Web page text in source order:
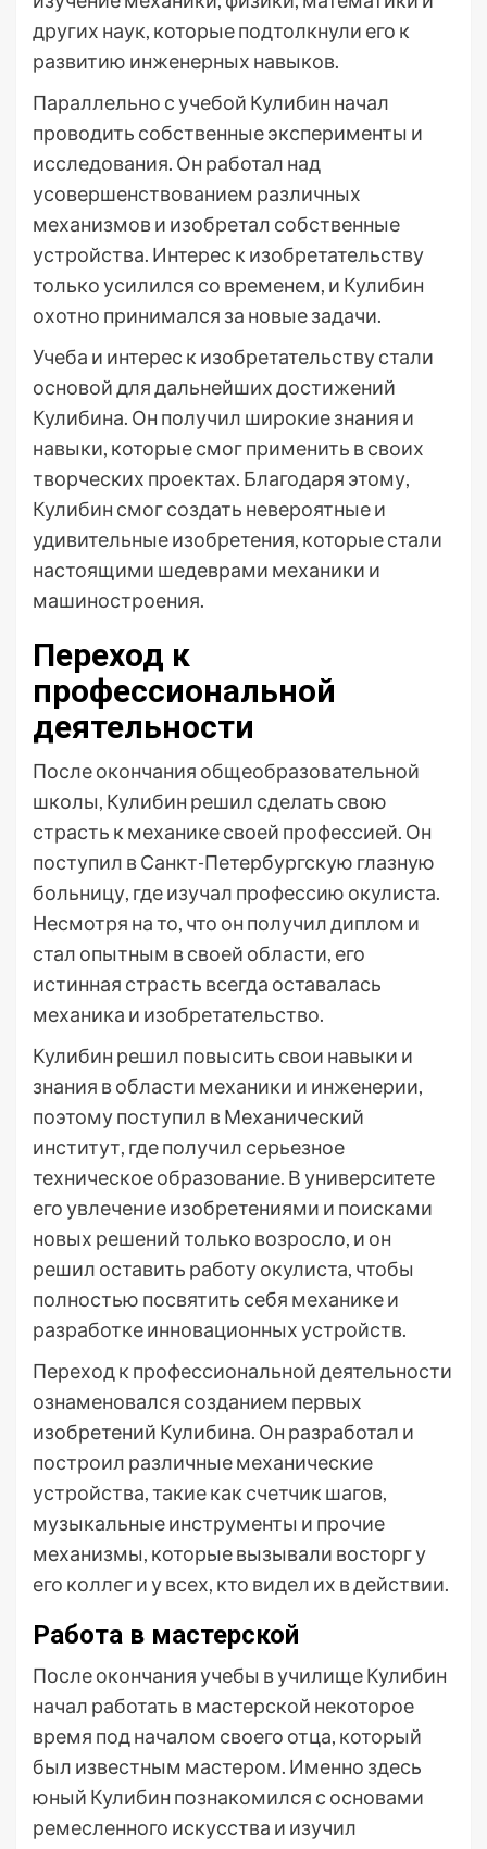
других наук, которые подтолкнули его к
развитию инженерных навыков.
Параллельно с учебой Кулибин начал
проводить собственные эксперименты и
исследования. Он работал над
усовершенствованием различных
механизмов и изобретал собственные
устройства. Интерес к изобретательству
только усилился со временем, и Кулибин
охотно принимался за новые задачи.
Учеба и интерес к изобретательству стали
основой для дальнейших достижений
Кулибина. Он получил широкие знания и
навыки, которые смог применить в своих
творческих проектах. Благодаря этому,
Кулибин смог создать невероятные и
удивительные изобретения, которые стали
настоящими шедеврами механики и
машиностроения.
Переход к
профессиональной
деятельности
После окончания общеобразовательной
школы, Кулибин решил сделать свою
страсть к механике своей профессией. Он
поступил в Санкт-Петербургскую глазную
больницу, где изучал профессию окулиста.
Несмотря на то, что он получил диплом и
стал опытным в своей области, его
истинная страсть всегда оставалась
механика и изобретательство.
Кулибин решил повысить свои навыки и
знания в области механики и инженерии,
поэтому поступил в Механический
институт, где получил серьезное
техническое образование. В университете
его увлечение изобретениями и поисками
новых решений только возросло, и он
решил оставить работу окулиста, чтобы
полностью посвятить себя механике и
разработке инновационных устройств.
Переход к профессиональной деятельности
ознаменовался созданием первых
изобретений Кулибина. Он разработал и
построил различные механические
устройства, такие как счетчик шагов,
музыкальные инструменты и прочие
механизмы, которые вызывали восторг у
его коллег и у всех, кто видел их в действии.
Работа в мастерской
После окончания учебы в училище Кулибин
начал работать в мастерской некоторое
время под началом своего отца, который
был известным мастером. Именно здесь
юный Кулибин познакомился с основами
ремесленного искусства и изучил